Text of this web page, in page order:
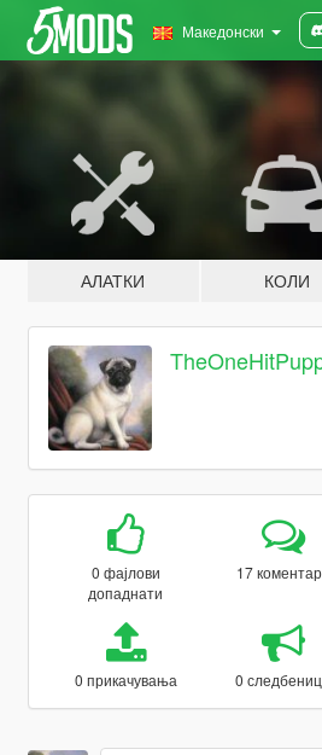
Македонски
АЛАТКИ КОЛИ
0 фајлови
допаднати
17
0 прикачувања 0